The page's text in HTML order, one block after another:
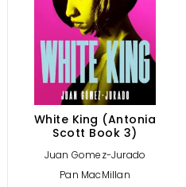
White King (Antonia
Scott Book 3)
Juan Gomez-Jurado
Pan MacMillan